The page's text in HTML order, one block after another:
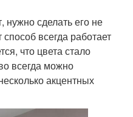
нужно сделать его не
всегда работает
что цвета стало
всегда можно
акцентных